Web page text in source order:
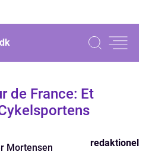
dk
de France: Et
Mortensen redaktionel